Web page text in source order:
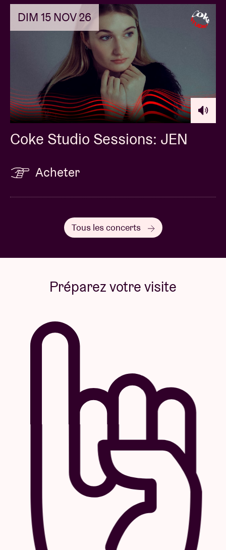
DIM 15 NOV 26
Coke Studio Sessions: JEN
Acheter
Tous les concerts
Préparez votre visite